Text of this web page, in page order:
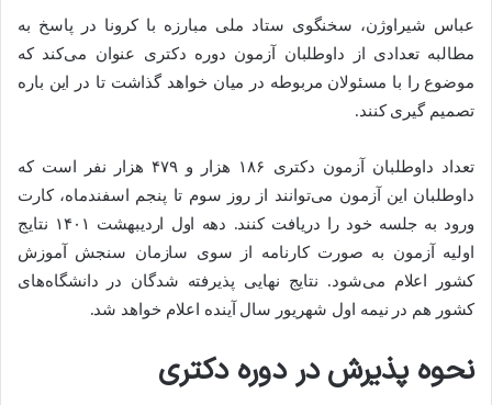
عباس شیراوژن، سخنگوی ستاد ملی مبارزه با کرونا در پاسخ به
مطالبه تعدادی از داوطلبان آزمون دوره دکتری عنوان می‌کند که
موضوع را با مسئولان مربوطه در میان خواهد گذاشت تا در این باره
تصمیم گیری کنند.
تعداد داوطلبان آزمون دکتری ۱۸۶ هزار و ۴۷۹ هزار نفر است که
داوطلبان این آزمون می‌توانند از روز سوم تا پنجم اسفندماه، کارت
ورود به جلسه خود را دریافت کنند. دهه اول اردیبهشت ۱۴۰۱ نتایج
اولیه آزمون به صورت کارنامه از سوی سازمان سنجش آموزش
کشور اعلام می‌شود. نتایج نهایی پذیرفته شدگان در دانشگاه‌های
کشور هم در نیمه اول شهریور سال آینده اعلام خواهد شد.
نحوه پذیرش در دوره دکتری